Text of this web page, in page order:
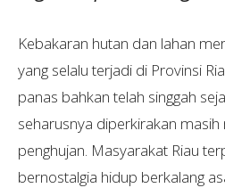
Kebakaran hutan dan lahan
yang selalu terjadi di Provinsi
panas bahkan telah singgah
seharusnya diperkirakan
penghujan. Masyarakat Riau
bernostalgia hidup berkalang